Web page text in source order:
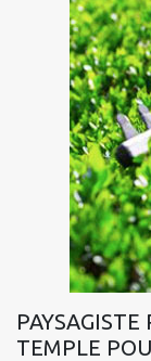
PAYSAGISTE
TEMPLE